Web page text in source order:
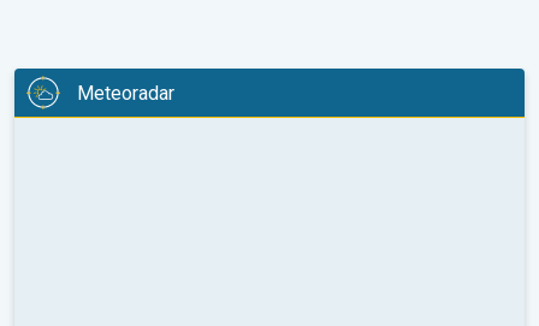
Meteoradar